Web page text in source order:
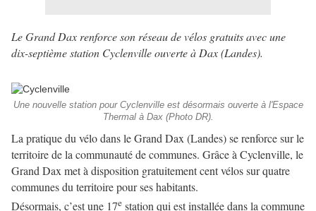
Le Grand Dax renforce son réseau de vélos gratuits avec une
dix-septième station Cyclenville ouverte à Dax (Landes).
Une nouvelle station pour Cyclenville est désormais ouverte à l'Espace
Thermal à Dax (Photo DR).
La pratique du vélo dans le Grand Dax (Landes) se renforce sur le
territoire de la communauté de communes. Grâce à Cyclenville, le
Grand Dax met à disposition gratuitement cent vélos sur quatre
communes du territoire pour ses habitants.
Désormais, c’est une 17e station qui est installée dans la commune